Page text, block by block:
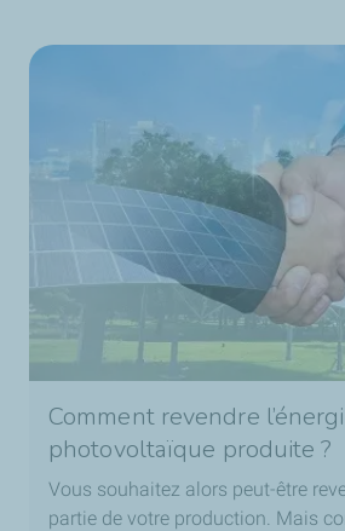
Comment revendre
photovoltaïque produite ?
Vous souhaitez alors peut-être
partie de votre production. Mais